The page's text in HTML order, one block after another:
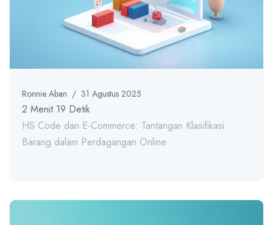
Ronnie Aban / 31 Agustus 2025
2 Menit 19 Detik
HS Code dan E-Commerce: Tantangan Klasifikasi
Barang dalam Perdagangan Online